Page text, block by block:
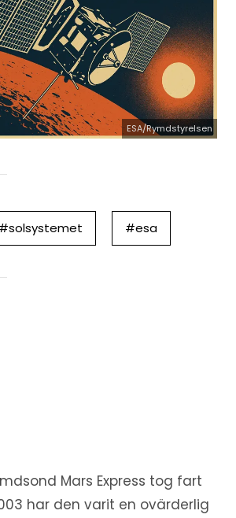
ESA/Rymdstyrelsen
#solsystemet #esa
Mars Express tog fart
har den varit en ovärderlig